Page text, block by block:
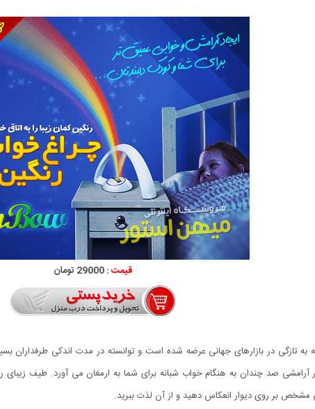
قیمت :29000 تومان
به تازگی در بازارهای جهانی عرضه شده است و توانسته در مدت اندکی
صد چندان به هنگام خواب شبانه برای شما به ارمغان می آورد. طیف زیبای
مشخص بر روی دیوار انعكاس دهید و از آن لذت ببرید.